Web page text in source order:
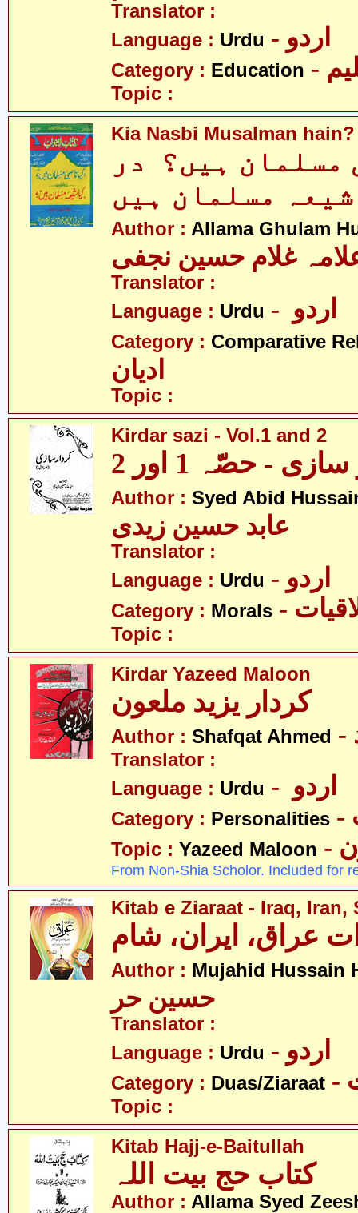
Translator :
Language : Urdu - اردو
Category : Education
Topic :
Kia Nasbi Musalman hain?
مسلمان ہیں؟ در
مسلمان ہیں
Author : Allama Ghulam
غلام حسین نجفی
Translator :
Language : Urdu
Category : Comparative
ادیان
Topic :
Kirdar sazi - Vol.1 and 2
- حصّہ 1 اور 2
Author : Syed Abid
عابد حسین زیدی
Translator :
Language : Urdu - اردو
Category : Morals
Topic :
Kirdar Yazeed Maloon
کردار یزید ملعون
Author : Shafqat Ahmed
Translator :
Language : Urdu
Category : Personalities
Topic : Yazeed Maloon
From Non-Shia Scholor. Included for
Kitab e Ziaraat - Iraq, Iran,
عراق، ایران، شام
Author : Mujahid Hussain
حسین حر
Translator :
Language : Urdu - اردو
Category : Duas/Ziaraat
Topic :
Kitab Hajj-e-Baitullah
کتاب حج بیت اللہ
Author : Allama Syed